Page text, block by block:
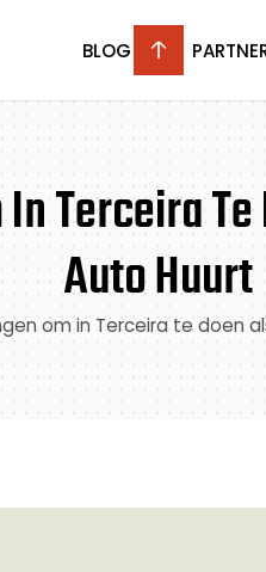
BLOG
Terceira
Auto Huurt
om in Terceira te doen